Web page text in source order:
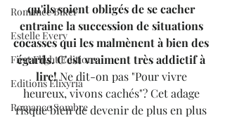
Romance Biker
Estelle Every
First Flight Editions
Editions Elixyria
Romance Sombre
qu'ils soient obligés de se cacher
entraine la succession de situations
cocasses qui les malmènent à bien des
égards. C'est vraiment très addictif à
lire! Ne dit-on pas "Pour vivre
heureux, vivons cachés"? Cet adage
risque bien de devenir de plus en plus